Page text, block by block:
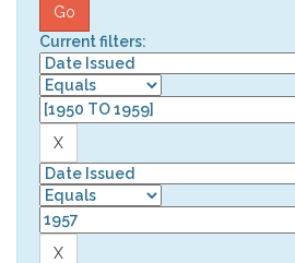
Current filters: